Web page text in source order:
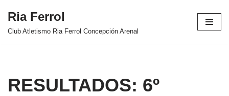
Saltar
Ria Ferrol
Club Atletismo Ria Ferrol Concepción Arenal
RESULTADOS: 6º